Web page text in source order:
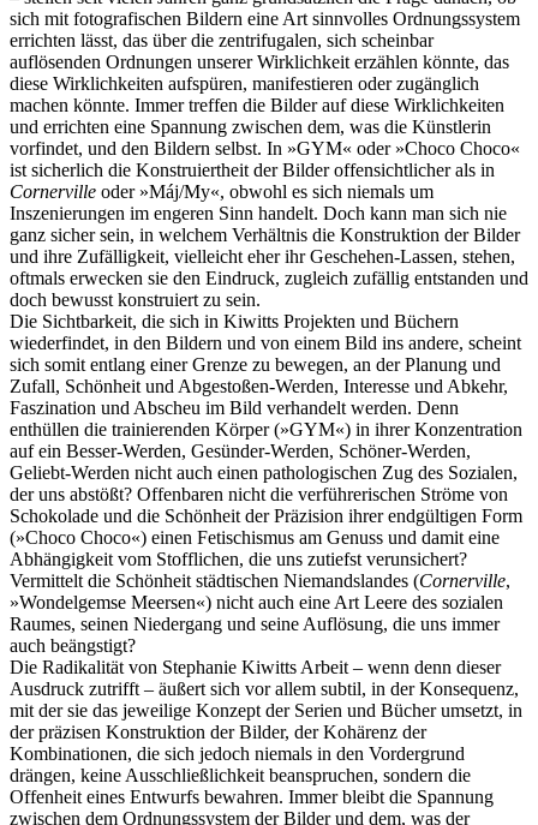
sich mit fotografischen Bildern eine Art sinnvolles Ordnungssystem
errichten lässt, das über die zentrifugalen, sich scheinbar
auflösenden Ordnungen unserer Wirklichkeit erzählen könnte, das
diese Wirklichkeiten aufspüren, manifestieren oder zugänglich
machen könnte. Immer treffen die Bilder auf diese Wirklichkeiten
und errichten eine Spannung zwischen dem, was die Künstlerin
vorfindet, und den Bildern selbst. In »GYM« oder »Choco Choco«
ist sicherlich die Konstruiertheit der Bilder offensichtlicher als in
Cornerville oder »Máj/My«, obwohl es sich niemals um
Inszenierungen im engeren Sinn handelt. Doch kann man sich nie
ganz sicher sein, in welchem Verhältnis die Konstruktion der Bilder
und ihre Zufälligkeit, vielleicht eher ihr Geschehen-Lassen, stehen,
oftmals erwecken sie den Eindruck, zugleich zufällig entstanden und
doch bewusst konstruiert zu sein.
Die Sichtbarkeit, die sich in Kiwitts Projekten und Büchern
wiederfindet, in den Bildern und von einem Bild ins andere, scheint
sich somit entlang einer Grenze zu bewegen, an der Planung und
Zufall, Schönheit und Abgestoßen-Werden, Interesse und Abkehr,
Faszination und Abscheu im Bild verhandelt werden. Denn
enthüllen die trainierenden Körper (»GYM«) in ihrer Konzentration
auf ein Besser-Werden, Gesünder-Werden, Schöner-Werden,
Geliebt-Werden nicht auch einen pathologischen Zug des Sozialen,
der uns abstößt? Offenbaren nicht die verführerischen Ströme von
Schokolade und die Schönheit der Präzision ihrer endgültigen Form
(»Choco Choco«) einen Fetischismus am Genuss und damit eine
Abhängigkeit vom Stofflichen, die uns zutiefst verunsichert?
Vermittelt die Schönheit städtischen Niemandslandes (Cornerville,
»Wondelgemse Meersen«) nicht auch eine Art Leere des sozialen
Raumes, seinen Niedergang und seine Auflösung, die uns immer
auch beängstigt?
Die Radikalität von Stephanie Kiwitts Arbeit – wenn denn dieser
Ausdruck zutrifft – äußert sich vor allem subtil, in der Konsequenz,
mit der sie das jeweilige Konzept der Serien und Bücher umsetzt, in
der präzisen Konstruktion der Bilder, der Kohärenz der
Kombinationen, die sich jedoch niemals in den Vordergrund
drängen, keine Ausschließlichkeit beanspruchen, sondern die
Offenheit eines Entwurfs bewahren. Immer bleibt die Spannung
zwischen dem Ordnungssystem der Bilder und dem, was der